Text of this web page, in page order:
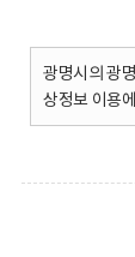
광명시의 광
상정보 이용